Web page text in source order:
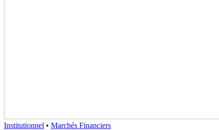
Institutionnel • Marchés Financiers